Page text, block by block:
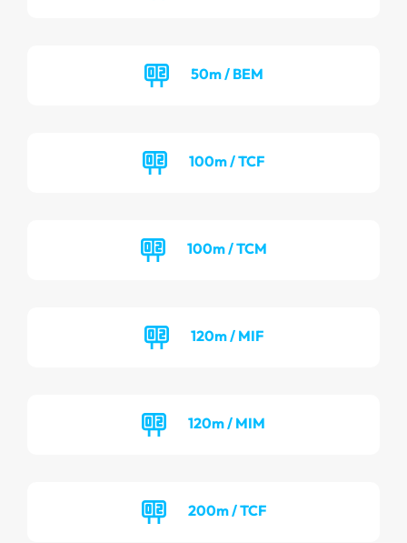
50m / BEM
100m / TCF
100m / TCM
120m / MIF
120m / MIM
200m / TCF